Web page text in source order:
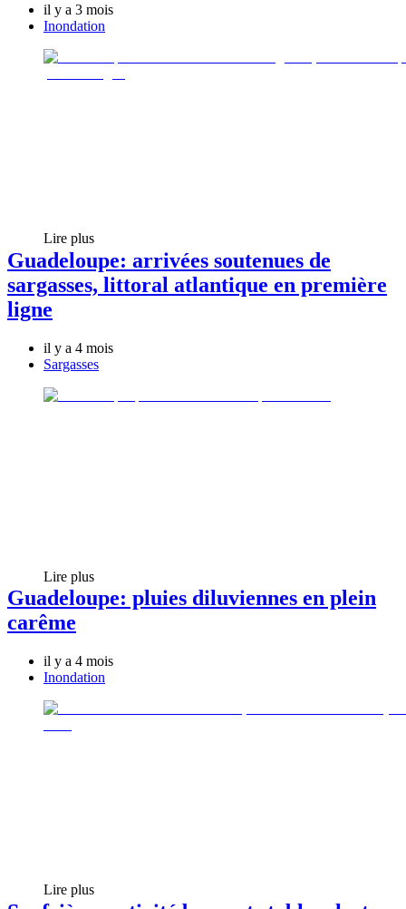
il y a 3 mois
Inondation
Lire plus
Guadeloupe: arrivées soutenues de
sargasses, littoral atlantique en première
ligne
il y a 4 mois
Sargasses
Lire plus
Guadeloupe: pluies diluviennes en plein
carême
il y a 4 mois
Inondation
Lire plus